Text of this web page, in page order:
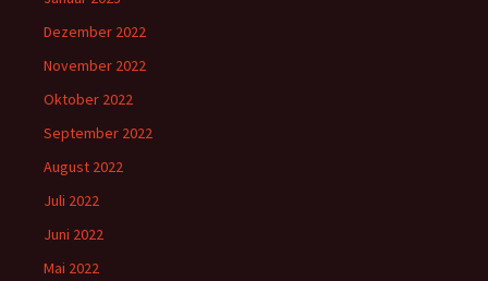
Dezember 2022
November 2022
Oktober 2022
September 2022
August 2022
Juli 2022
Juni 2022
Mai 2022